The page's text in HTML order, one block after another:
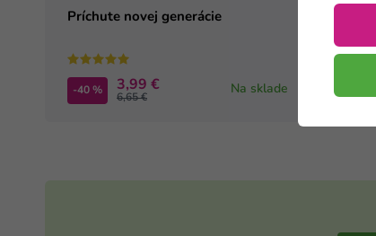
Príchute novej generácie
-40 % 3,99 €
6,65 €
Na sklade